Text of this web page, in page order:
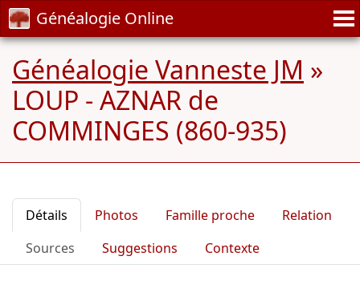
Généalogie Online
Généalogie Vanneste JM »
LOUP - AZNAR de
COMMINGES (860-935)
Détails Photos Famille proche
Relation
Sources
Suggestions Contexte